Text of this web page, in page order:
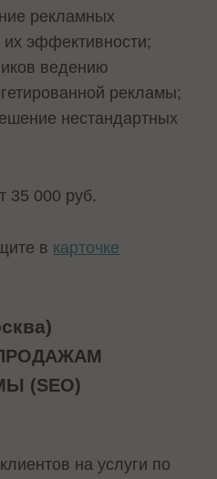
рекламных
эффективности;
ведению
рекламы;
нестандартных
35 000 руб.
в карточке
(SEO)
на услуги по